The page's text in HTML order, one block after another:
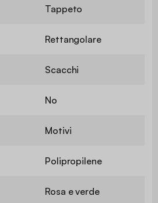
Tappeto
Rettangolare
Scacchi
No
Motivi
Polipropilene
Rosa e verde